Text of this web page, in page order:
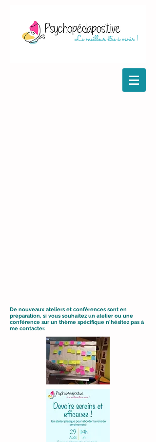
De nouveaux ateliers et conférences sont en
préparation, si vous souhaitez un atelier ou une
conférence sur un thème spécifique n'hésitez pas à
me contacter.